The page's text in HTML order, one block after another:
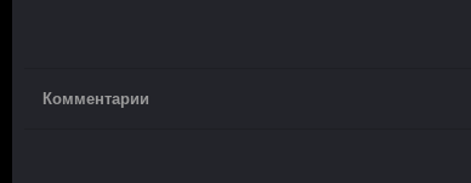
Комментарии